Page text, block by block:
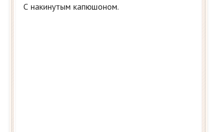
С накинутым капюшоном.